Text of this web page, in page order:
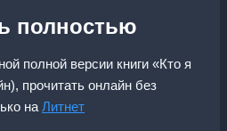
полностью
полной версии книги «Кто я
прочитать онлайн без
на Литнет